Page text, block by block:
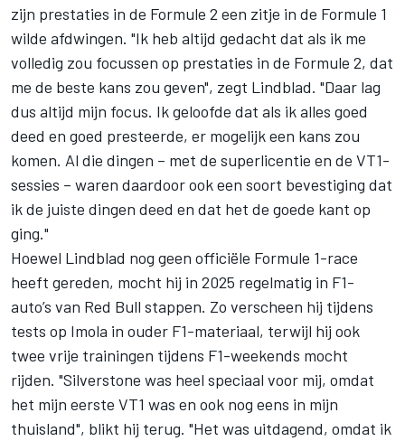
zijn prestaties in de Formule 2 een zitje in de Formule 1
wilde afdwingen. "Ik heb altijd gedacht dat als ik me
volledig zou focussen op prestaties in de Formule 2, dat
me de beste kans zou geven", zegt Lindblad. "Daar lag
dus altijd mijn focus. Ik geloofde dat als ik alles goed
deed en goed presteerde, er mogelijk een kans zou
komen. Al die dingen – met de superlicentie en de VT1-
sessies – waren daardoor ook een soort bevestiging dat
ik de juiste dingen deed en dat het de goede kant op
ging."
Hoewel Lindblad nog geen officiële Formule 1-race
heeft gereden, mocht hij in 2025 regelmatig in F1-
auto’s van Red Bull stappen. Zo verscheen hij tijdens
tests op Imola in ouder F1-materiaal, terwijl hij ook
twee vrije trainingen tijdens F1-weekends mocht
rijden. "Silverstone was heel speciaal voor mij, omdat
het mijn eerste VT1 was en ook nog eens in mijn
thuisland", blikt hij terug. "Het was uitdagend, omdat ik